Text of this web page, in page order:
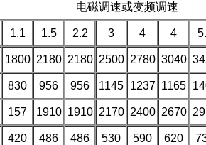
电磁调速或变频调速
1.1 1.5 2.2 3 4 4
1800 2180 2180 2500 2780 3040
830 956 956 1145 1237 1165
157 1910 1910 2170 2400 2670
420 486 486 530 590 620